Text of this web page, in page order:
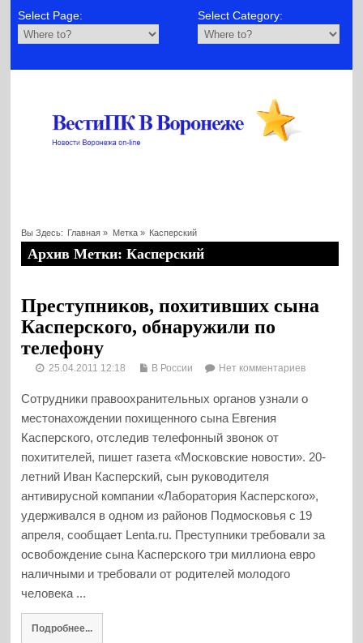
Select Page: Select Category:
Вы Здесь: Главная » Метка » Касперский
Архив Метки: Касперский
Преступников, похитивших сына
Касперского, обнаружили по
телефону
25.04.2011 12:18 В России Нет комментариев
Сотрудники правоохранительных органов узнали о
местонахождении похищенного сына Евгения
Касперского, отследив телефонный звонок от
похитителей, пишет газета «Московские новости». 20-
летний Иван Касперский, сын руководителя
антивирусной компании «Лаборатория Касперского»,
удерживался в одном из районов Подмосковья с 19
апреля, сообщает Lenta.ru. Преступники требовали за
освобождение сына Касперского три миллиона евро
наличными и требовали от родителей молодого
человека ...
Подробнее...